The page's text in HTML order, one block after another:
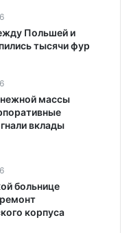
Польшей и
тысячи фур
массы
вклады
больнице
корпуса